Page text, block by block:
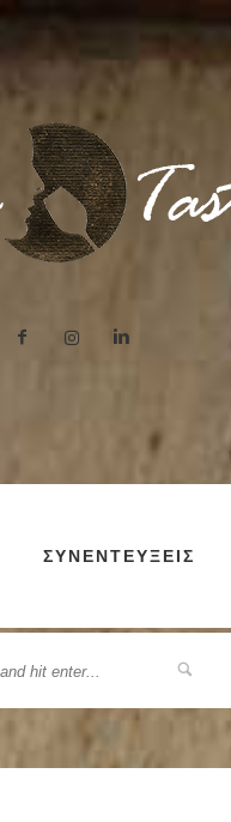
ΣΥΝΕΝΤΕΥΞΕΙΣ